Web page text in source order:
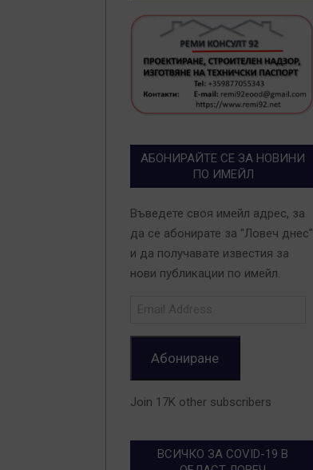
АБОНИРАЙТЕ СЕ ЗА НОВИНИ
ПО ИМЕЙЛ
Въведете своя имейл адрес, за
да се абонирате за "Ловеч днес"
и да получавате известия за
нови публикации по имейл.
Абониране
Join 17K other subscribers
ВСИЧКО ЗА COVID-19 В